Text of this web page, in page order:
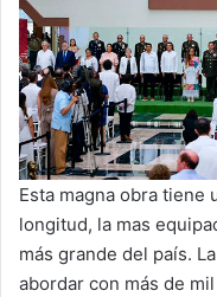
Esta magna obra tiene
longitud, la mas
más grande del país.
abordar con más de